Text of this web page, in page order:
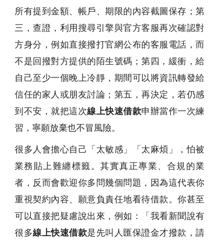
所有提到金額、帳戶、期限的內容截圖保存；第
三，查證，利用搜尋引擎與官方客服再次確認對
方身分，例如直接撥打官網公布的客服電話，而
不是回撥對方提供的陌生號碼；第四，緩衝，給
自己至少一個晚上冷靜，期間可以將資訊轉發給
信任的家人或朋友討論；第五，再決定，若仍感
到不安，就把這次線上快速借款申辦當作一次練
習，寧願放棄也不冒風險。
很多人會擔心自己「太敏感」「太麻煩」，怕被
業務貼上難纏標籤。其實真正專業、合規的業
者，反而會歡迎你多問幾個問題，因為這代表你
重視契約內容、願意負責任地看待借款。你甚至
可以直接把疑慮說出來，例如：「我看新聞說有
很多線上快速借款是先叫人匯保證金才撥款，請